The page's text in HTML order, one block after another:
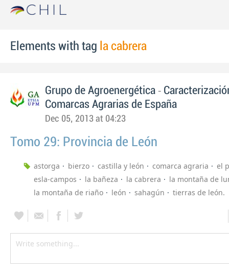
Elements with tag la cabrera
Grupo de Agroenergética -
Comarcas Agrarias de España
Dec 05, 2013 at 04:23
Tomo 29: Provincia de León
astorga bierzo castilla y león comarca agraria
el
esla-campos
la bañeza la cabrera
la montaña de
la montaña de riaño
león sahagún tierras de león.